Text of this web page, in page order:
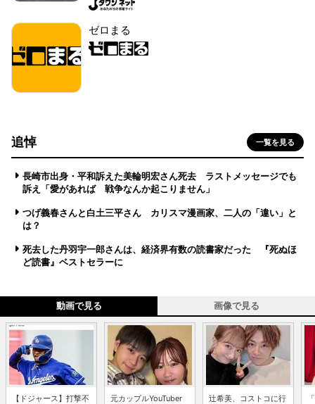
ゼロまる
追悼 一覧を見る
長崎市出身・平和訴えた美輪明宏さん死去 ラストメッセージでも
訴え「愛があれば 戦争なんか起こりません」
つげ義春さんと白土三平さん カリスマ漫画家、二人の「違い」と
は？
死去した丹羽宇一郎さんは、経済界有数の読書家だった 『死ぬほ
ど読書』ベストセラーに
動画で見る 画像で見る
【ドジャース】打撃不
元カップルYouTuber
辻希美、コストコに行